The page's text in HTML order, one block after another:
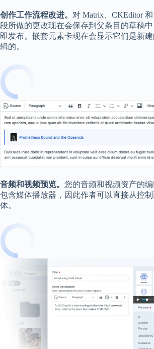
创作工作流程改进。 对 Matrix、CKEditor 和
段所做的更改现在会保存到父条目的草稿
即发布。嵌套元素卡现在会显示它们是新
辑的。
音频和视频预览。 您的音频和视频资产的
包含媒体播放器，因此作者可以直接从控
体。